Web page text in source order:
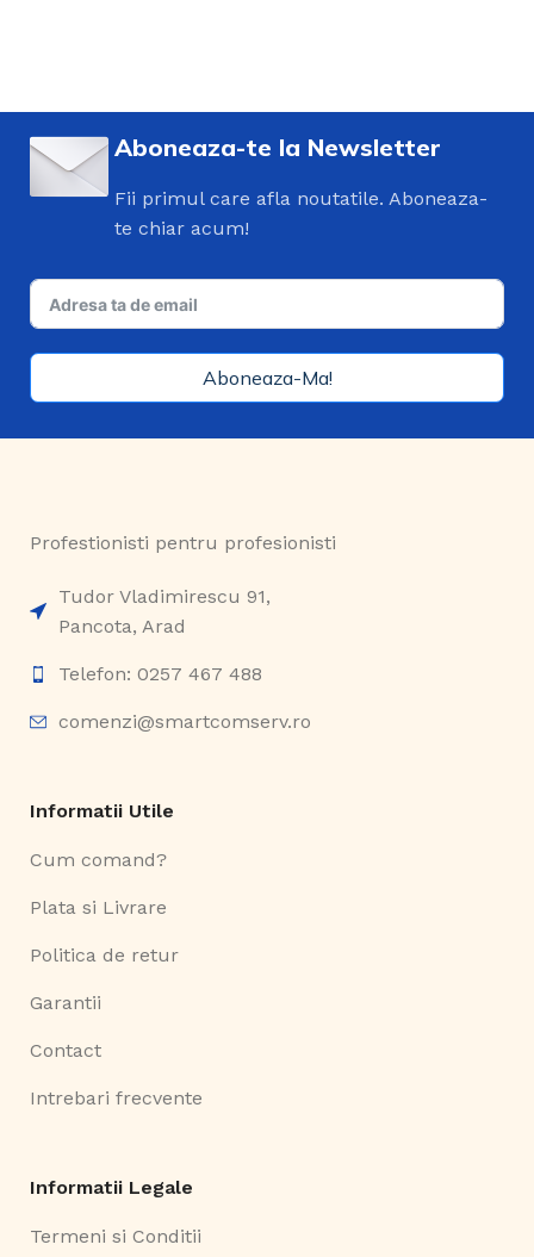
Aboneaza-te la Newsletter
Fii primul care afla noutatile. Aboneaza-
te chiar acum!
Aboneaza-Ma!
Profestionisti pentru profesionisti
Tudor Vladimirescu 91,
Pancota, Arad
Telefon: 0257 467 488
comenzi@smartcomserv.ro
Informatii Utile
Cum comand?
Plata si Livrare
Politica de retur
Garantii
Contact
Intrebari frecvente
Informatii Legale
Termeni si Conditii